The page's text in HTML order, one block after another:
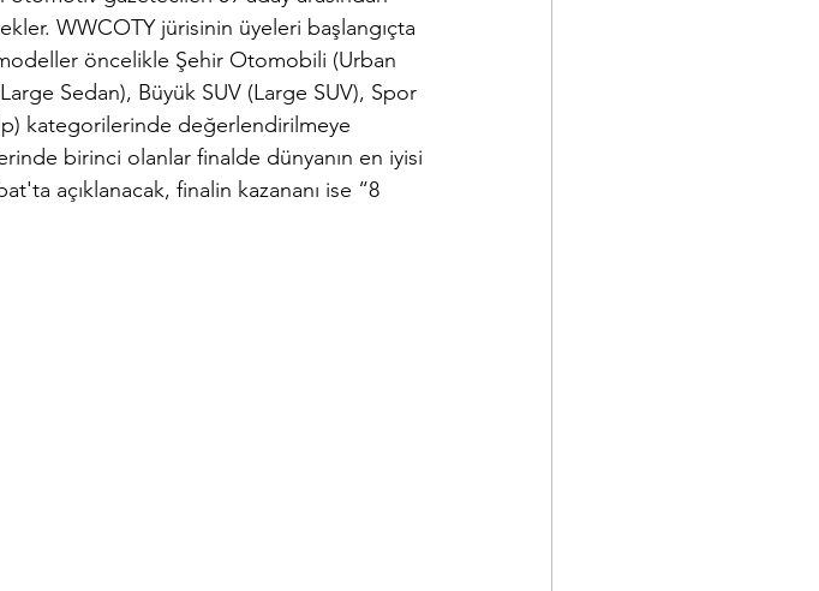
WWCOTY jürisinin üyeleri başlangıçta
öncelikle Şehir Otomobili (Urban
Sedan), Büyük SUV (Large SUV), Spor
kategorilerinde değerlendirilmeye
birinci olanlar finalde dünyanın en iyisi
açıklanacak, finalin kazananı ise “8